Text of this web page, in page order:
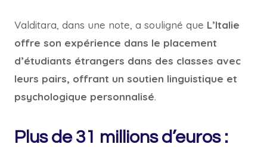
Valditara, dans une note, a souligné que L’Italie
offre son expérience dans le placement
d’étudiants étrangers dans des classes avec
leurs pairs, offrant un soutien linguistique et
psychologique personnalisé.
Plus de 31 millions d’euros :